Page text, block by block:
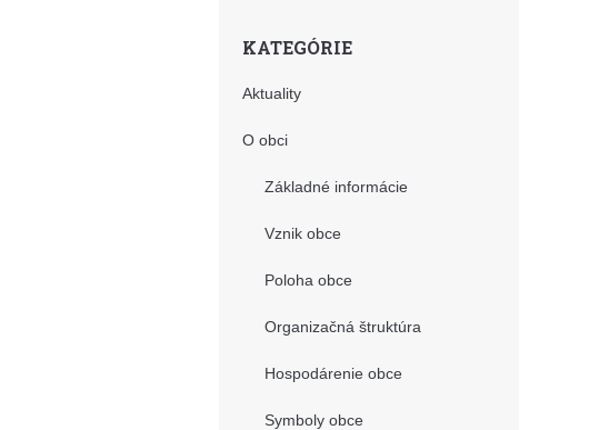
KATEGÓRIE
Aktuality
O obci
Základné informácie
Vznik obce
Poloha obce
Organizačná štruktúra
Hospodárenie obce
Symboly obce